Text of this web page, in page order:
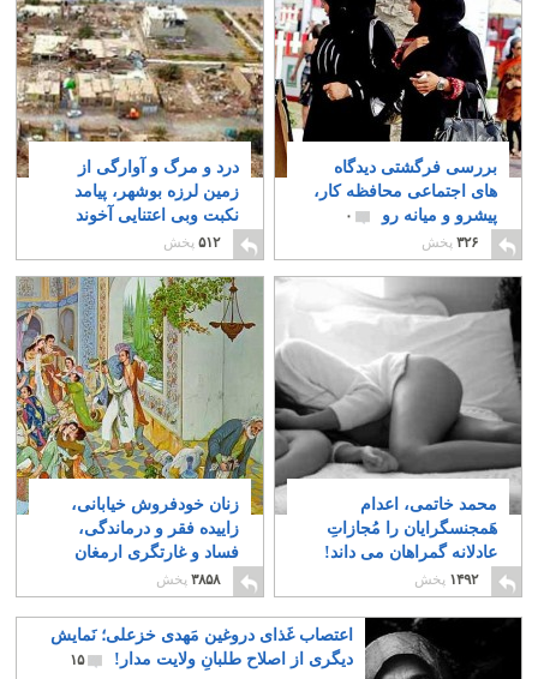
بررسی فرگشتی دیدگاه
های اجتماعی محافظه کار،
پیشرو و میانه رو
۰
۳۲۶ پخش
درد و مرگ و آوارگی از
زمین لرزه بوشهر، پیامد
نکبت وبی اعتنایی آخوند
جنایتکار وضد ایرانی
۵۱۲ پخش
محمد خاتمی، اعدام
هَمجنسگرایان را مُجازاتِ
عادلانه گمراهان می داند!
۱۲
۱۴۹۲ پخش
زنان خودفروش خیابانی،
زاییده فقر و درماندگی،
فساد و غارتگری ارمغان
حکومت اسلامی
۳۸۵۸ پخش
اعتصاب غَذای دروغین مَهدی خزعلی؛ نَمایش
دیگری از اصلاح طلبانِ ولایت مدار!
۱۵